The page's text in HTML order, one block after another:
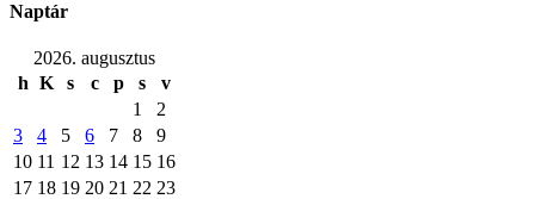
Naptár
2026. augusztus
h K s c p s
v
1
2
3
4 5 6 7 8
9
10 11 12 13 14 15 16
17 18 19 20 21 22 23